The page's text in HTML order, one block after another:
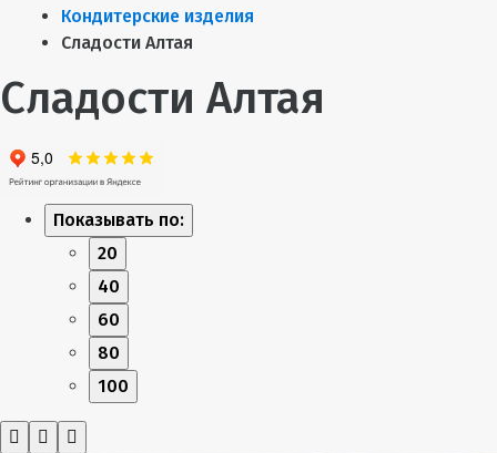
Кондитерские изделия
Сладости Алтая
Сладости Алтая
Показывать по:
20
40
60
80
100